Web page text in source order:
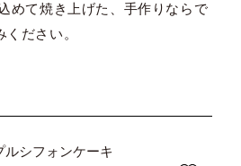
めて焼き上げた、手作りならで
ださい。
ルシフォンケーキ